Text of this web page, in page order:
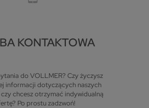
KONTAKTOWA
do VOLLMER? Czy życzysz
informacji dotyczących naszych
chcesz otrzymać indywidualną
Po prostu zadzwoń!